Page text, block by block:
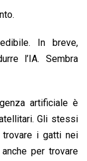
In breve,
l’IA. Sembra
artificiale è
Gli stessi
i gatti nei
per trovare